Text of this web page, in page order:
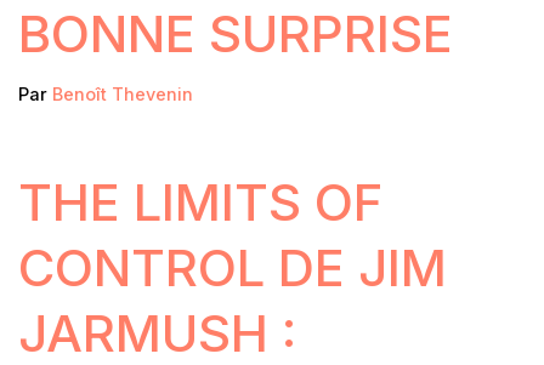
BONNE SURPRISE
Par Benoît Thevenin
THE LIMITS OF
CONTROL DE JIM
JARMUSH :